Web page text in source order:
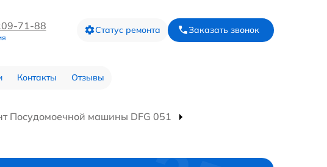
71-88 Статус ремонта Заказать звонок
Контакты Отзывы
Посудомоечной машины DFG 051